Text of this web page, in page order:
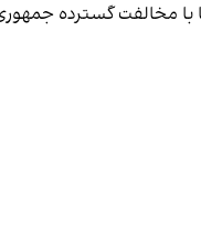
با مخالفت گسترده